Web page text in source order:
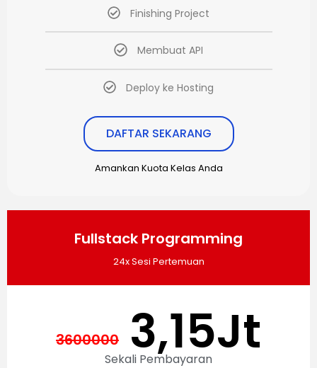
Finishing Project
Membuat API
Deploy ke Hosting
DAFTAR SEKARANG
Amankan Kuota Kelas Anda
Fullstack Programming
24x Sesi Pertemuan
3600000 3,15Jt
Sekali Pembayaran